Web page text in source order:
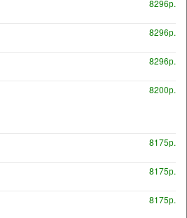
8296р.
8296р.
8296р.
8200р.
8175р.
8175р.
8175р.